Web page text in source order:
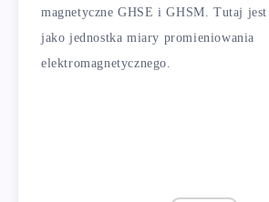
magnetyczne GHSE i GHSM. Tutaj jest
jako jednostka miary promieniowania
elektromagnetycznego.